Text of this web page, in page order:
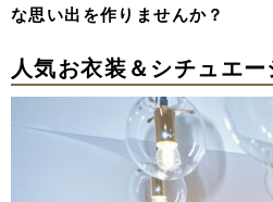
な思い出を作りませんか？
人気お衣装＆シチュエー